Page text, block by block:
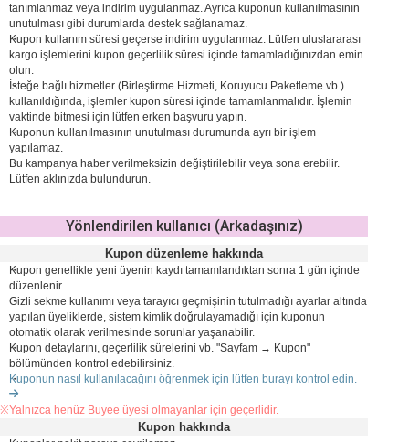
tanımlanmaz veya indirim uygulanmaz. Ayrıca kuponun kullanılmasının
unutulması gibi durumlarda destek sağlanamaz.
Kupon kullanım süresi geçerse indirim uygulanmaz. Lütfen uluslararası
kargo işlemlerini kupon geçerlilik süresi içinde tamamladığınızdan emin
olun.
İsteğe bağlı hizmetler (Birleştirme Hizmeti, Koruyucu Paketleme vb.)
kullanıldığında, işlemler kupon süresi içinde tamamlanmalıdır. İşlemin
vaktinde bitmesi için lütfen erken başvuru yapın.
Kuponun kullanılmasının unutulması durumunda ayrı bir işlem
yapılamaz.
Bu kampanya haber verilmeksizin değiştirilebilir veya sona erebilir.
Lütfen aklınızda bulundurun.
Yönlendirilen kullanıcı (Arkadaşınız)
Kupon düzenleme hakkında
Kupon genellikle yeni üyenin kaydı tamamlandıktan sonra 1 gün içinde
düzenlenir.
Gizli sekme kullanımı veya tarayıcı geçmişinin tutulmadığı ayarlar altında
yapılan üyeliklerde, sistem kimlik doğrulayamadığı için kuponun
otomatik olarak verilmesinde sorunlar yaşanabilir.
Kupon detaylarını, geçerlilik sürelerini vb. "Sayfam → Kupon"
bölümünden kontrol edebilirsiniz.
Kuponun nasıl kullanılacağını öğrenmek için lütfen burayı kontrol edin.
※Yalnızca henüz Buyee üyesi olmayanlar için geçerlidir.
Kupon hakkında